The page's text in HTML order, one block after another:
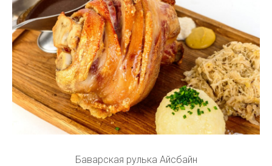
Баварская рулька Айсбайн